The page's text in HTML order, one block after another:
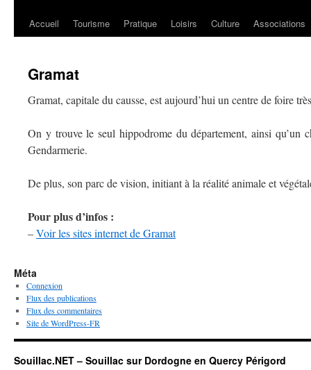
Accueil Tourisme Pratique Loisirs Culture Associations
Gramat
Gramat, capitale du causse, est aujourd’hui un centre de foire
On y trouve le seul hippodrome du département, ainsi qu’un
Gendarmerie.
De plus, son parc de vision, initiant à la réalité animale et
Pour plus d’infos :
–Voir les sites internet de Gramat
Méta
Connexion
Flux des publications
Flux des commentaires
Site de WordPress-FR
Souillac.NET – Souillac sur Dordogne en Quercy Périgord